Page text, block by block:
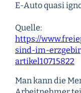
E-Auto quasi
Quelle:
https://
sind-im-
artikel10715822
Man kann die